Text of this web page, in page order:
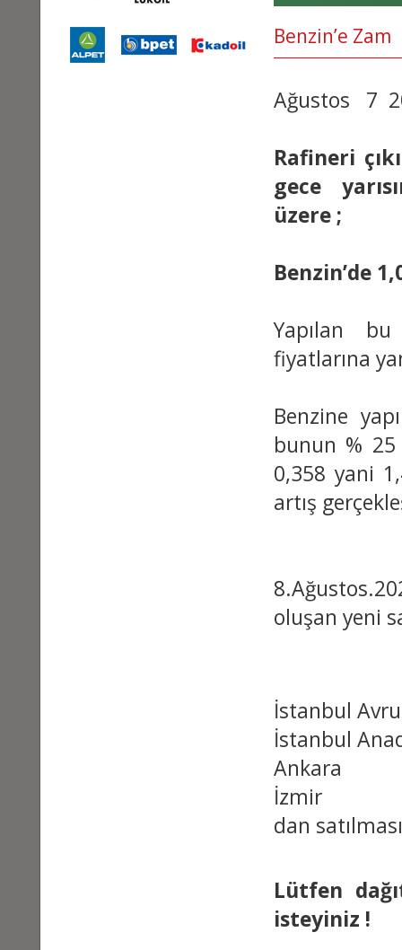
Benzin’e Zam
Ağustos 7
Rafineri
gece
üzere ;
Benzin’de
Yapılan
fiyatlarına
Benzine
bunun % 25
0,358 yani
artış
oluşan yeni
İstanbul
İstanbul
İzmir
dan
Lütfen
isteyiniz !